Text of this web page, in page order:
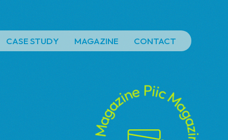
CASE STUDY MAGAZINE CONTACT